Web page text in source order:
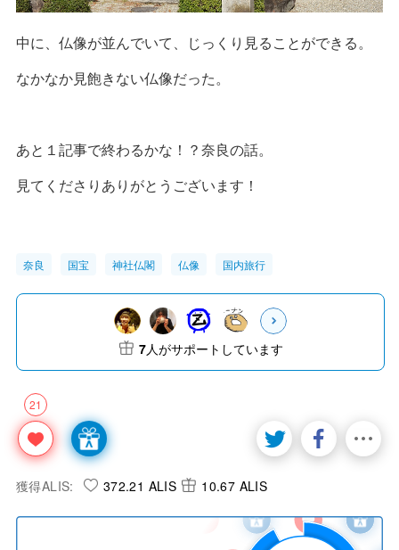
中に、仏像が並んでいて、じっくり見ることができる。
なかなか見飽きない仏像だった。
あと１記事で終わるかな！？奈良の話。
見てくださりありがとうございます！
奈良 国宝 神社仏閣 仏像 国内旅行
21
7人がサポートしています
獲得ALIS: 372.21 ALIS 10.67 ALIS